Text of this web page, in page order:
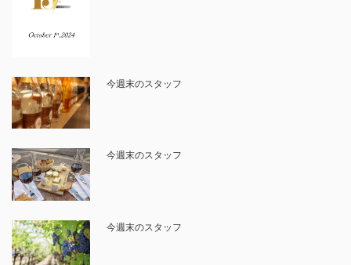
今週末のスタッフ
今週末のスタッフ
今週末のスタッフ